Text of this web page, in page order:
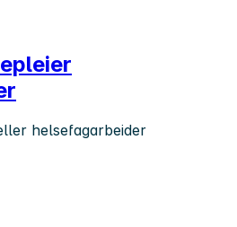
helsefagarbeider